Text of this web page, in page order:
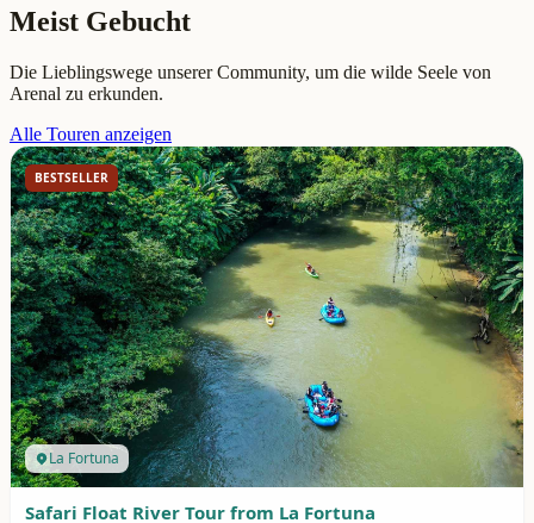
Meist Gebucht
Die Lieblingswege unserer Community, um die wilde Seele von
Arenal zu erkunden.
Alle Touren anzeigen